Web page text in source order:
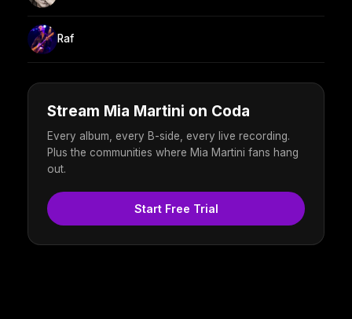
Raf
Stream Mia Martini on Coda
Every album, every B-side, every live recording.
Plus the communities where Mia Martini fans hang
out.
Start Free Trial